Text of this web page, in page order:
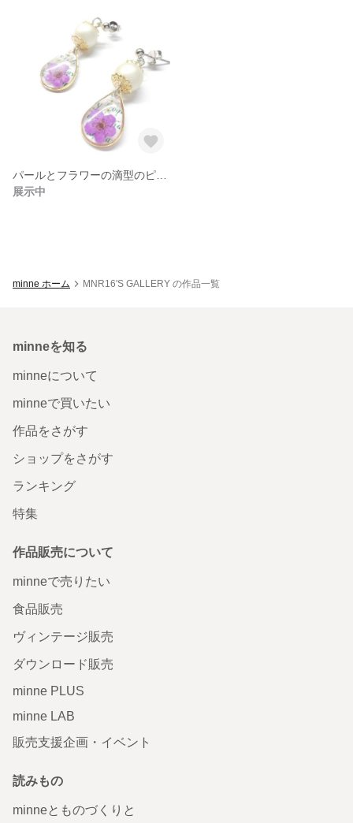
展示中
minne ホーム MNR16'S GALLERY の作品一覧
minneを知る
minneについて
minneで買いたい
作品をさがす
ショップをさがす
ランキング
特集
作品販売について
minneで売りたい
食品販売
ヴィンテージ販売
ダウンロード販売
minne PLUS
minne LAB
販売支援企画・イベント
読みもの
minneとものづくりと